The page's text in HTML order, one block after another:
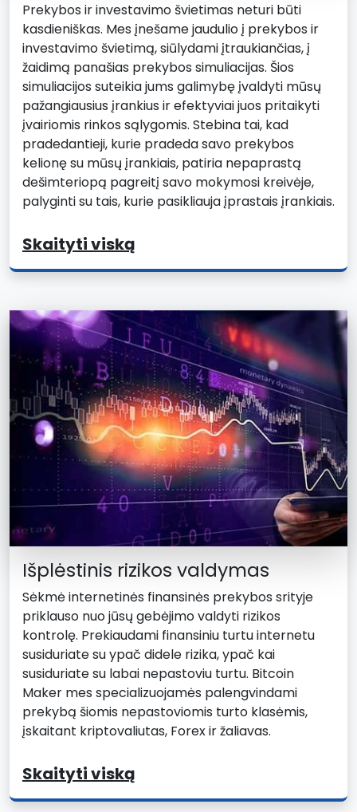
Prekybos ir investavimo švietimas neturi būti
kasdieniškas. Mes įnešame jaudulio į prekybos ir
investavimo švietimą, siūlydami įtraukiančias, į
žaidimą panašias prekybos simuliacijas. Šios
simuliacijos suteikia jums galimybę įvaldyti mūsų
pažangiausius įrankius ir efektyviai juos pritaikyti
įvairiomis rinkos sąlygomis. Stebina tai, kad
pradedantieji, kurie pradeda savo prekybos
kelionę su mūsų įrankiais, patiria nepaprastą
dešimteriopą pagreitį savo mokymosi kreivėje,
palyginti su tais, kurie pasikliauja įprastais įrankiais.
Skaityti viską
Išplėstinis rizikos valdymas
Sėkmė internetinės finansinės prekybos srityje
priklauso nuo jūsų gebėjimo valdyti rizikos
kontrolę. Prekiaudami finansiniu turtu internetu
susiduriate su ypač didele rizika, ypač kai
susiduriate su labai nepastoviu turtu. Bitcoin
Maker mes specializuojamės palengvindami
prekybą šiomis nepastoviomis turto klasėmis,
įskaitant kriptovaliutas, Forex ir žaliavas.
Skaityti viską